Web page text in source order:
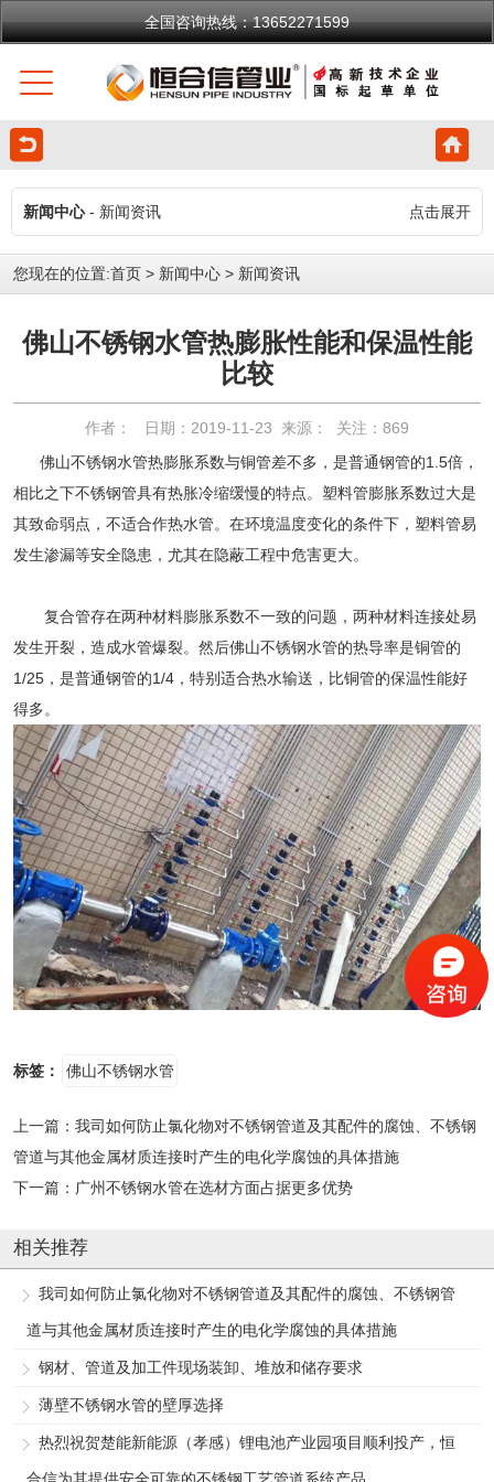
全国咨询热线：13652271599
新闻中心- 新闻资讯 点击展开
您现在的位置:首页 > 新闻中心 > 新闻资讯
佛山不锈钢水管热膨胀性能和保温性能
比较
作者： 日期：2019-11-23 来源： 关注： 869
佛山不锈钢水管热膨胀系数与铜管差不多，是普通钢管的1.5倍，
相比之下不锈钢管具有热胀冷缩缓慢的特点。塑料管膨胀系数过大是
其致命弱点，不适合作热水管。在环境温度变化的条件下，塑料管易
发生渗漏等安全隐患，尤其在隐蔽工程中危害更大。
复合管存在两种材料膨胀系数不一致的问题，两种材料连接处易
发生开裂，造成水管爆裂。然后佛山不锈钢水管的热导率是铜管的
1/25，是普通钢管的1/4，特别适合热水输送，比铜管的保温性能好
得多。
标签： 佛山不锈钢水管
上一篇： 我司如何防止氯化物对不锈钢管道及其配件的腐蚀、不锈钢
管道与其他金属材质连接时产生的电化学腐蚀的具体措施
下一篇： 广州不锈钢水管在选材方面占据更多优势
相关推荐
我司如何防止氯化物对不锈钢管道及其配件的腐蚀、不锈钢管
道与其他金属材质连接时产生的电化学腐蚀的具体措施
钢材、管道及加工件现场装卸、堆放和储存要求
薄壁不锈钢水管的壁厚选择
热烈祝贺楚能新能源（孝感）锂电池产业园项目顺利投产，恒
合信为其提供安全可靠的不锈钢工艺管道系统产品